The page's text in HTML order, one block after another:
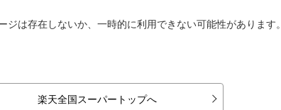
ジは存在しないか、一時的に利用できない可能性があります。
楽天全国スーパートップへ